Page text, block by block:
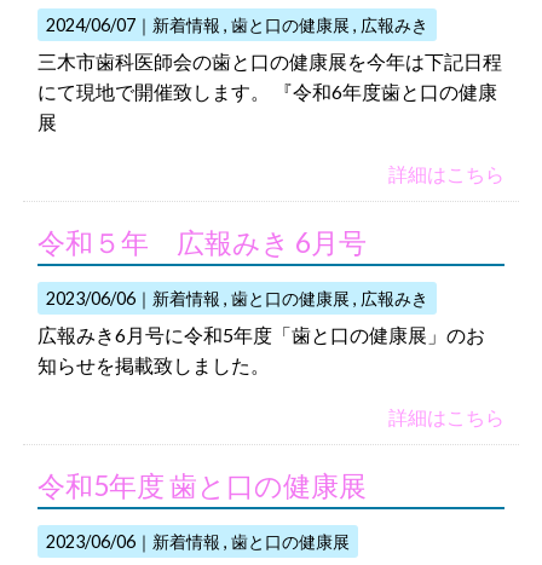
2024/06/07｜ 新着情報 歯と口の健康展 広報みき
三木市歯科医師会の歯と口の健康展を今年は下記日程
にて現地で開催致します。 『令和6年度歯と口の健康
展
詳細はこちら
令和５年 広報みき 6月号
2023/06/06｜ 新着情報 歯と口の健康展 広報みき
広報みき6月号に令和5年度「歯と口の健康展」のお
知らせを掲載致しました。
詳細はこちら
令和5年度 歯と口の健康展
2023/06/06｜ 新着情報 歯と口の健康展